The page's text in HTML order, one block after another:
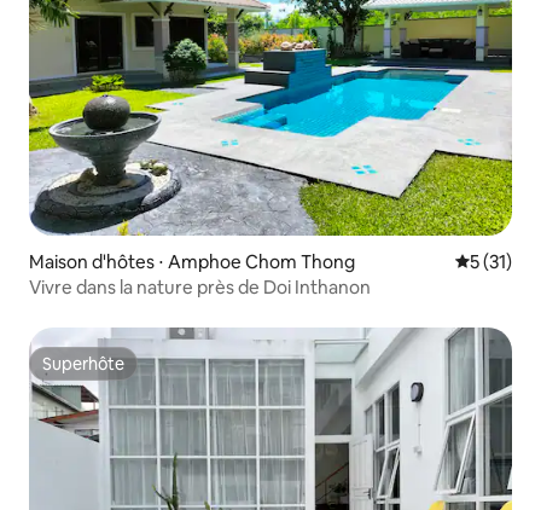
Maison d'hôtes ⋅ Amphoe Chom Thong
5 (31)
Vivre dans la nature près de Doi Inthanon
Superhôte
Superhôte